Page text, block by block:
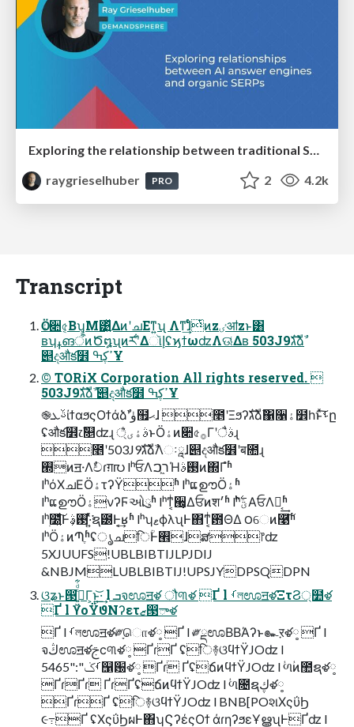
Exploring the relationship between traditional SERPs and Gen AI search
raygrieselhuber
PRO 2 4.2k
Transcript
ʙʮߪങऀͷԾ໘ʯͷཪʹ͋ΔૉإʢϗϯωʣΛଊ͑Δʙ 503J9גࣜձࣾ
୅දऔక໾ ߴڮߒҰ
© TORiX Corporation All rights reserved. 
503J9גࣜձࣾ ୅දऔక໾ ߴڮߒҰ
֎ࢿܥίϯαϧςΟϯάձࣾʹۈ຿ޙɺ ೥ʹΞϧʔגࣜձࣾ΁૑ۀ໾һͱͯ͠ࢀը
ʢऔక໾෭ࣾ௕ʣɻ ࣄۀى্ͪ͛ͱӦۀͷ૊৫࡞Γʹैࣄɻ
೥ʹ503J9גࣜձࣾΛઃཱɺ୅දऔక໾ʹब೚ɻ
࡭ͷॻ੶Λࣥචɾग़൛ lʰਓΛר͖ࠐΉ࢓ࣄͷ΍Γํʱ
lʰόΧചΕӦۀτʔΫʱ lʰແഊӦۀʱ
lʰແഊӦۀνʔϜઓུʱ lʰͳ͔ͥ੠͕͔͔Δਓͷश׳ʱ lʰؾ࣋ͪΑ͘ਓΛಈ͔͢ʱ
lʰ࣭໰͍ͩ͠Ͱ࢓ࣄ͕͏·͍ͬͯ͘͘ຊ౰Ͱ͔͢ʁʱ lʰʮޱϕλʯͰ΋ͳ͔ͥ఻ΘΔ ౦େͷ࿩͠ํʱ
lʰӦۀͷՊֶʱʢൃചिؒͰ࡮ɺສ෦ʣ
5XJUUFS!UBLBIBTIJLPJDIJ
&NBJMLUBLBIBTIJ!UPSJYDPSQDPN
ଓʑͱ൓ڹ͍͖ͨͩ͋Γ͕ͱ͏͍͟͝·͢ l ܒจಊॻళ ौ୩ళ Ґ l ࡾলಊॻళΞτϨ্໺ళ
Ґ l ϒοΫϑΝʔετޒ൓ాళ
Ґ l ࡾলಊॻళ༗ָொళ༷ Ґ l ༗ྡಊΒΒΆʔͱ๛ऱళ༷ Ґ l
จڭಊॻళࢢϲ୩ళ༷ ҐɾҐ ʢि࿈ଓϥϯΫJOʣ l
5465":"ࡾݢ஡԰ళ༷ Ґɾ ҐʢճͷϥϯΫJOʣ l ؙળؙͷ಺ຊళ༷
ҐɾҐɾ ҐɾҐʢճͷϥϯΫJOʣ l ؙળ೔ຊڮళ༷
ҐɾҐ ʢि࿈ଓϥϯΫJOʣ l BNB[POશΧςΰϦ
૯߹Ґ ʢΧςΰϦผͰ΋ʮϚʔέςΟϯ άɾηʔϧεҰൠʯͰҐʣ l